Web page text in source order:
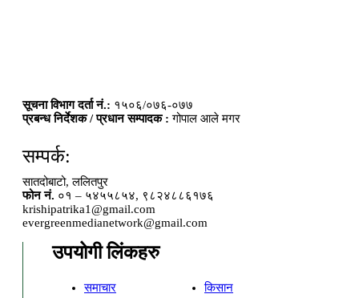
सूचना विभाग दर्ता नं.: १५०६/०७६-०७७
प्रबन्ध निर्देशक / प्रधान सम्पादक : गोपाल आले मगर
सम्पर्क:
सातदोबाटो, ललितपुर
फोन नं. ०१ – ५४५५८५४, ९८२४८८६१७६
krishipatrika1@gmail.com
evergreenmedianetwork@gmail.com
उपयोगी लिंकहरु
समाचार
किसान